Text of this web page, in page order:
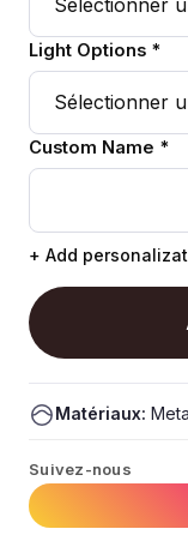
Light Options *
Custom Name *
+ Add
Matériaux:
Suivez-nous